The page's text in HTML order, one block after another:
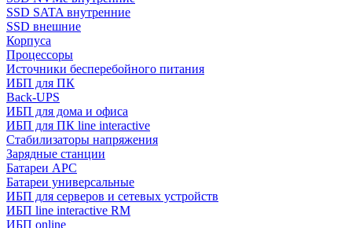
SSD SATA внутренние
SSD внешние
Корпуса
Процессоры
Источники бесперебойного питания
ИБП для ПК
Back-UPS
ИБП для дома и офиса
ИБП для ПК linе interactive
Стабилизаторы напряжения
Зарядные станции
Батареи APC
Батареи универсальные
ИБП для серверов и сетевых устройств
ИБП line interactive RM
ИБП online